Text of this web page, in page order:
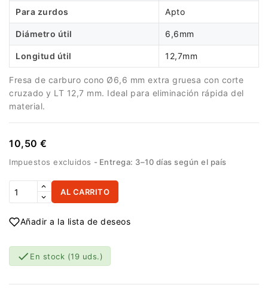
Para zurdos Apto
Diámetro útil 6,6mm
Longitud útil 12,7mm
Fresa de carburo cono Ø6,6 mm extra gruesa con corte
cruzado y LT 12,7 mm. Ideal para eliminación rápida del
material.
10,50 €
Impuestos excluidos Entrega: 3–10 días según el país
AL CARRITO
Añadir a la lista de deseos
 En stock (19 uds.)